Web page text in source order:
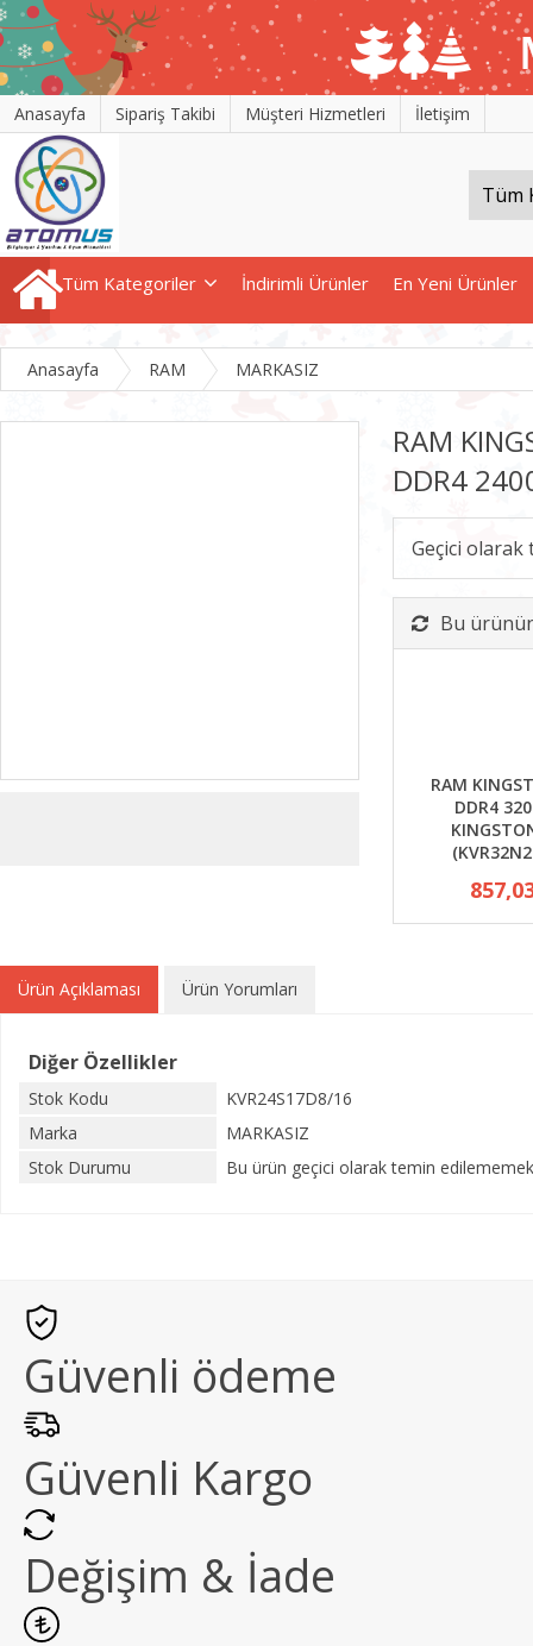
Anasayfa Sipariş Takibi Müşteri Hizmetleri İletişim
Tüm Kategoriler İndirimli Ürünler En Yeni Ürünler
Anasayfa RAM MARKASIZ
RAM
DDR4
Geçici
Bu
RAM
DDR4
Ürün Açıklaması Ürün Yorumları
Diğer Özellikler
Stok Kodu
KVR24S17D8/16
Marka
MARKASIZ
Stok Durumu
Bu ürün geçici olarak temin
Güvenli ödeme
Güvenli Kargo
Değişim & İade